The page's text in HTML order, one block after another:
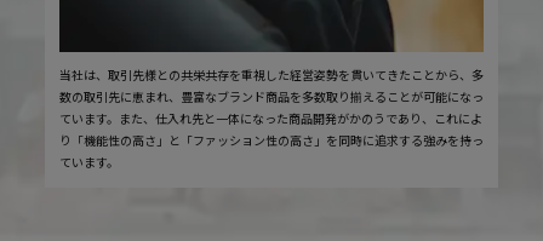
当社は、取引先様との共栄共存を重視した経営姿勢を貫いてきたことから、多
数の取引先に恵まれ、豊富なブランド商品を多数取り揃えることが可能になっ
ています。また、仕入れ先と一体になった商品開発がかのうであり、これによ
り「機能性の高さ」と「ファッション性の高さ」を同時に追求する強みを持っ
ています。